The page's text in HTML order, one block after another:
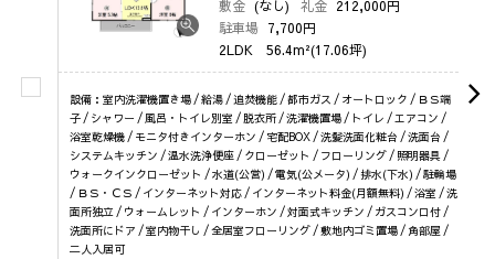
敷金 (なし) 礼金 212,000円
駐車場 7,700円
2LDK 56.4m²(17.06坪)
設備：室内洗濯機置き場 / 給湯 / 追焚機能 / 都市ガス / オートロック / ＢＳ端
子 / シャワー / 風呂・トイレ別室 / 脱衣所 / 洗濯機置場 / トイレ / エアコン /
浴室乾燥機 / モニタ付きインターホン / 宅配BOX / 洗髪洗面化粧台 / 洗面台 /
システムキッチン / 温水洗浄便座 / クローゼット / フローリング / 照明器具 /
ウォークインクローゼット / 水道(公営) / 電気(公メータ) / 排水(下水) / 駐輪場
/ ＢＳ・ＣＳ / インターネット対応 / インターネット料金(月額無料) / 浴室 / 洗
面所独立 / ウォームレット / インターホン / 対面式キッチン / ガスコンロ付 /
洗面所にドア / 室内物干し / 全居室フローリング / 敷地内ゴミ置場 / 角部屋 /
二人入居可